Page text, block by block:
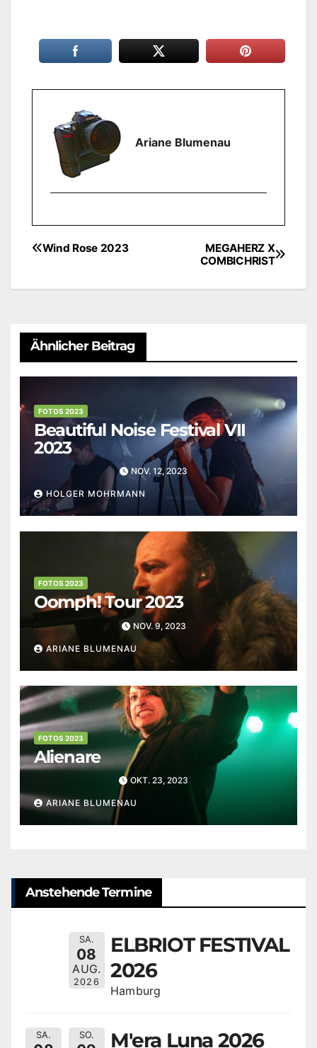
Ariane Blumenau
BeitragsnavigationMEGAHERZ X
COMBICHRIST
Wind Rose 2023
Ähnlicher Beitrag
FOTOS 2023
Beautiful Noise Festival VII
2023
NOV. 12, 2023
HOLGER MOHRMANN
FOTOS 2023
Oomph! Tour 2023
NOV. 9, 2023
ARIANE BLUMENAU
FOTOS 2023
Alienare
OKT. 23, 2023
ARIANE BLUMENAU
Anstehende Termine
SA.
08
AUG.
2026
ELBRIOT FESTIVAL
2026
Hamburg
SA. SO. M'era Luna 2026